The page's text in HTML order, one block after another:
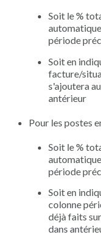
Soit le %
période
Soit en
facture/
s'ajoutera
antérieur
Pour les postes
Soit le %
période
Soit en
colonne
déjà faits
dans